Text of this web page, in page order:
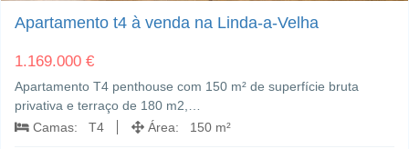
Apartamento t4 à venda na Linda-a-Velha
1.169.000 €
Apartamento T4 penthouse com 150 m² de superfície bruta
privativa e terraço de 180 m2,…
Camas: T4
Área: 150 m²